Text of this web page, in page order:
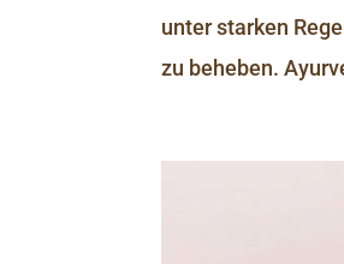
unter starken
zu beheben.